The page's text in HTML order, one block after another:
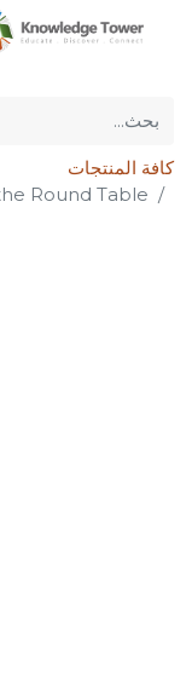
كافة المنتجات
Round Table